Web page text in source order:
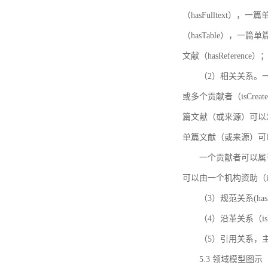
（hasFulltext），一
（hasTable），一篇
文献（hasReference）；
（2）相关关系
或多个贡献者（
篇文献（或来源）可
单篇文献（或来源）可
一个贡献者可以
可以由一个机构资助（
（3）规范关系
（4）沿革关系
（5）引用关系，
5.3 领域模型图示